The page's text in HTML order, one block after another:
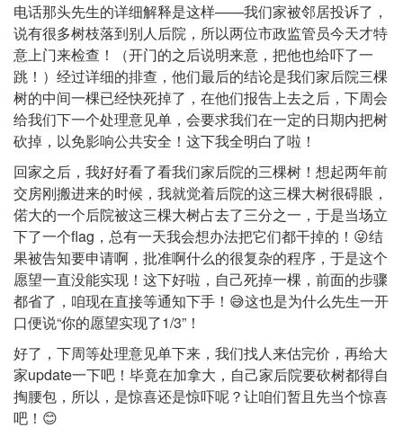
电话那头先生的详细解释是这样——我们家被邻居投诉了，
说有很多树枝落到别人后院，所以两位市政监管员今天才特
意上门来检查！（开门的之后说明来意，把他也给吓了一
跳！）经过详细的排查，他们最后的结论是我们家后院三棵
树的中间一棵已经快死掉了，在他们报告上去之后，下周会
给我们下一个处理意见单，会要求我们在一定的日期内把树
砍掉，以免影响公共安全！这下我全明白了啦！
回家之后，我好好看了看我们家后院的三棵树！想起两年前
交房刚搬进来的时候，我就觉着后院的这三棵大树很碍眼，
偌大的一个后院被这三棵大树占去了三分之一，于是当场立
下了一个flag，总有一天我会想办法把它们都干掉的！😜结
果被告知要申请啊，批准啊什么的很复杂的程序，于是这个
愿望一直没能实现！这下好啦，自己死掉一棵，前面的步骤
都省了，咱现在直接等通知下手！😅这也是为什么先生一开
口便说“你的愿望实现了1/3”！
好了，下周等处理意见单下来，我们找人来估完价，再给大
家update一下吧！毕竟在加拿大，自己家后院要砍树都得自
掏腰包，所以，是惊喜还是惊吓呢？让咱们暂且先当个惊喜
吧！😊